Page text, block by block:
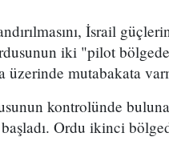
İsrail
iki "pilot
üzerinde mutabakata
kontrolünde
Ordu ikinci